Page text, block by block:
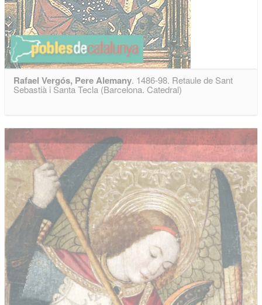
Rafael Vergós, Pere Alemany. 1486-98. Retaule de Sant
Sebastià i Santa Tecla (Barcelona. Catedral)